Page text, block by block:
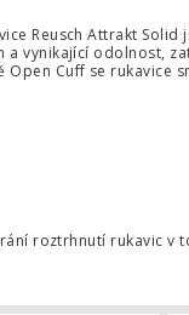
Reusch Attrakt
vynikající odolnost,
Cuff se rukavice
roztrhnutí rukavic v